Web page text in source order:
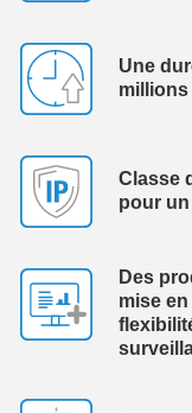
Une
millions
Classe
pour
Des
mise